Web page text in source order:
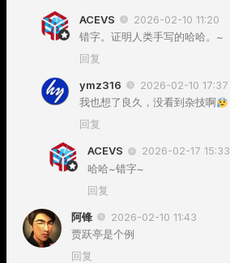
ACEVS
2026-02-10 11:20
错字。证明人类手写的哈哈。~
回复
ymz316
2026-02-10 17:37
我也想了良久，没看到杂技啊
回复
ACEVS
2026-02-17 15:33
哈哈~错字~
回复
阿锋
2026-02-10 11:43
贾跃亭是个例
回复